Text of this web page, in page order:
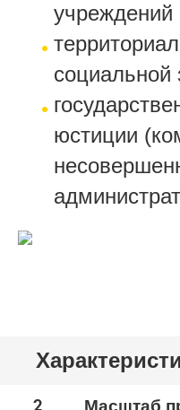
учреждений
юстиции
2 Масштаб